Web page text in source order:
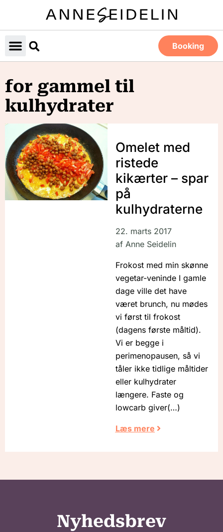
Booking
for gammel til
kulhydrater
Omelet med
ristede
kikærter – spar
på
kulhydraterne
22. marts 2017
afAnne Seidelin
Frokost med min skønne
vegetar-veninde I gamle
dage ville det have
været brunch, nu mødes
vi først til frokost
(dagens første måltid).
Vi er begge i
perimenopausen, så vi
tåler ikke tidlige måltider
eller kulhydrater
længere. Faste og
lowcarb giver
Læs mere
Nyhedsbrev